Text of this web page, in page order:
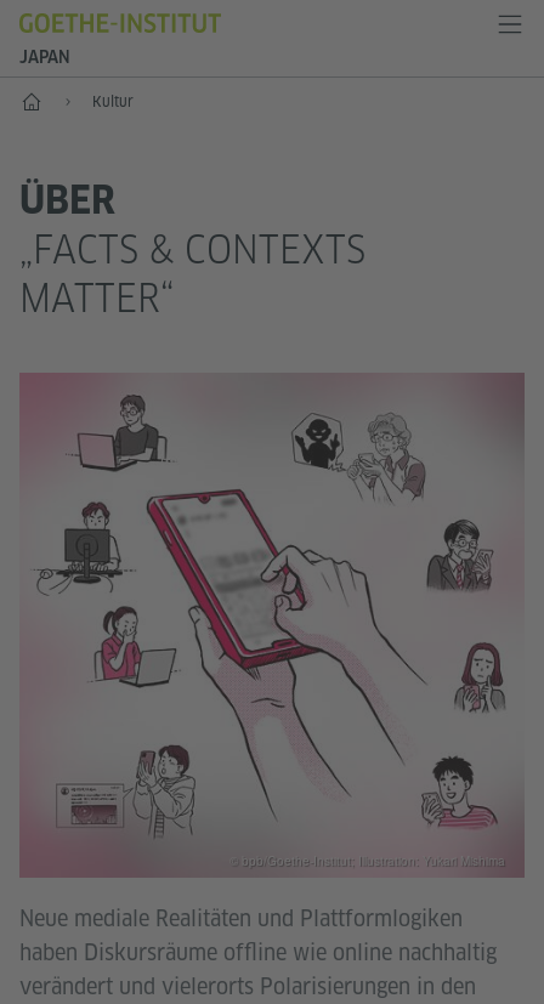
JAPAN
Start Kultur
ÜBER
„FACTS & CONTEXTS
MATTER“
Neue mediale Realitäten und Plattformlogiken
haben Diskursräume offline wie online nachhaltig
verändert und vielerorts Polarisierungen in den
© bpb/Goethe-Institut; Illustration: Yukari Mishima